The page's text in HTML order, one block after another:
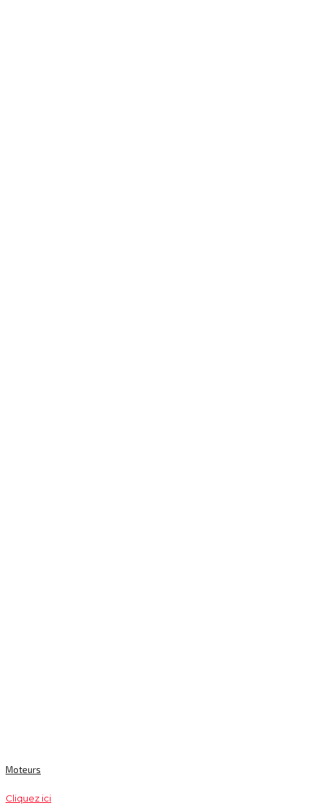
Moteurs
Cliquez ici